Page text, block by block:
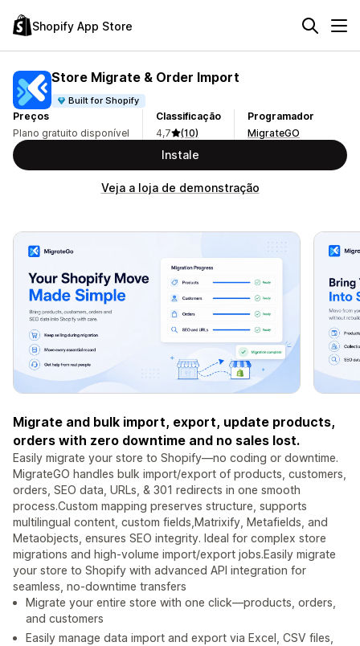
Shopify App Store
Store Migrate & Order Import
Built for Shopify
Preços
Plano gratuito disponível
Classificação
4,7
(10)
Programador
MigrateGO
Instale
Veja a loja de demonstração
Migrate and bulk import, export, update products,
orders with zero downtime and no sales lost.
Easily migrate your store to Shopify—no coding or downtime.
MigrateGO handles bulk import/export of products, customers,
orders, SEO data, URLs, & 301 redirects in one smooth
process.Custom mapping preserves structure, supports
multilingual content, custom fields,Matrixify, Metafields, and
Metaobjects, ensures SEO integrity. Ideal for complex store
migrations and high-volume import/export jobs.Easily migrate
your store to Shopify with advanced API integration for
seamless, no-downtime transfers
Migrate your entire store with one click—products, orders,
and customers
Easily manage data import and export via Excel, CSV files,